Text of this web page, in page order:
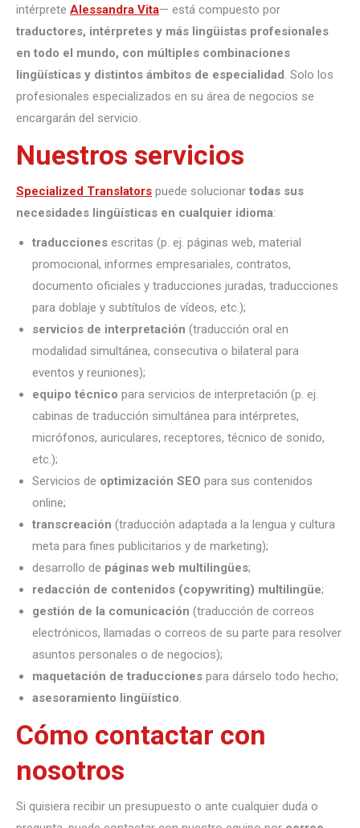
intérprete Alessandra Vita— está compuesto por
traductores, intérpretes y más lingüistas profesionales
en todo el mundo, con múltiples combinaciones
lingüísticas y distintos ámbitos de especialidad. Solo los
profesionales especializados en su área de negocios se
encargarán del servicio.
Nuestros servicios
Specialized Translators puede solucionar todas sus
necesidades lingüísticas en cualquier idioma:
traducciones escritas (p. ej. páginas web, material
promocional, informes empresariales, contratos,
documento oficiales y traducciones juradas, traducciones
para doblaje y subtítulos de vídeos, etc.);
servicios de interpretación (traducción oral en
modalidad simultánea, consecutiva o bilateral para
eventos y reuniones);
equipo técnico para servicios de interpretación (p. ej.
cabinas de traducción simultánea para intérpretes,
micrófonos, auriculares, receptores, técnico de sonido,
etc.);
Servicios de optimización SEO para sus contenidos
online;
transcreación (traducción adaptada a la lengua y cultura
meta para fines publicitarios y de marketing);
desarrollo de páginas web multilingües;
redacción de contenidos (copywriting) multilingüe;
gestión de la comunicación (traducción de correos
electrónicos, llamadas o correos de su parte para resolver
asuntos personales o de negocios);
maquetación de traducciones para dárselo todo hecho;
asesoramiento lingüístico.
Cómo contactar con
nosotros
Si quisiera recibir un presupuesto o ante cualquier duda o